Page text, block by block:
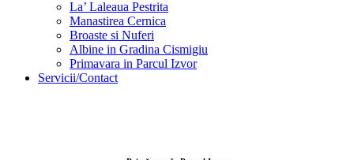
La’ Laleaua Pestrita
Manastirea Cernica
Broaste si Nuferi
Albine in Gradina Cismigiu
Primavara in Parcul Izvor
Servicii/Contact